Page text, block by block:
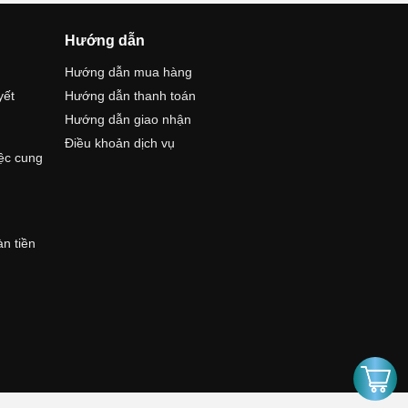
cung
tiền
Hướng dẫn
Hướng dẫn mua hàng
Hướng dẫn thanh toán
Hướng dẫn giao nhận
Điều khoản dịch vụ